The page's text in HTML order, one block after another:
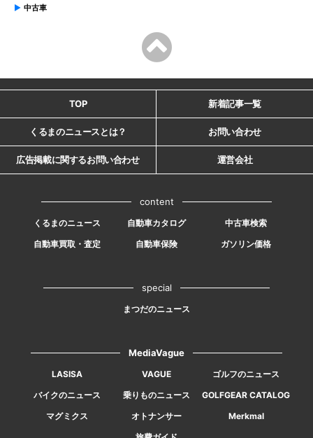
中古車
TOP 新着記事一覧
くるまのニュースとは？ お問い合わせ
広告掲載に関するお問い合わせ 運営会社
content
くるまのニュース 自動車カタログ
中古車検索
自動車買取・査定
自動車保険 ガソリン価格
special
まつだのニュース
MediaVague
LASISA VAGUE
ゴルフのニュース
バイクのニュース
乗りものニュース
GOLFGEAR CATALOG
マグミクス
オトナンサー
Merkmal